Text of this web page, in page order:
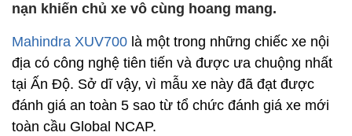
nạn khiến chủ xe vô cùng hoang mang.
Mahindra XUV700 là một trong những chiếc xe nội
địa có công nghệ tiên tiến và được ưa chuộng nhất
tại Ấn Độ. Sở dĩ vậy, vì mẫu xe này đã đạt được
đánh giá an toàn 5 sao từ tổ chức đánh giá xe mới
toàn cầu Global NCAP.